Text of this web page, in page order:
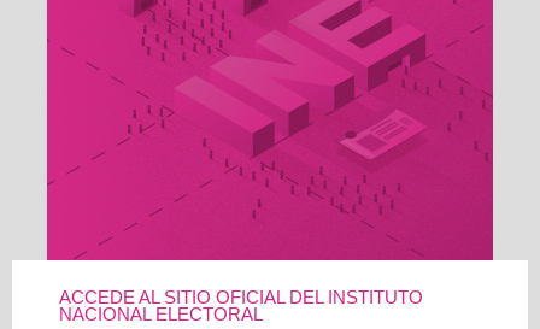
ACCEDE AL SITIO OFICIAL DEL INSTITUTO
NACIONAL ELECTORAL